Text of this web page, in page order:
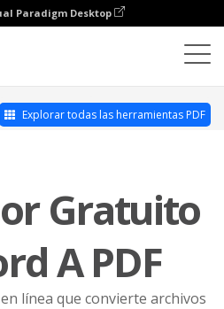
Paradigm Desktop
Explorar todas las herramientas PDF
Gratuito
A PDF
línea que convierte archivos